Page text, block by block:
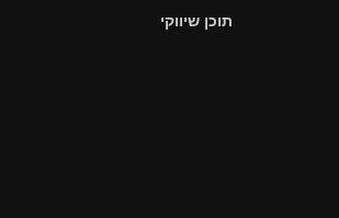
תוכן שיווקי